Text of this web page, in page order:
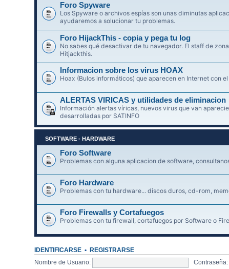
Foro Spyware
Los Spyware o archivos espías son unas diminutas
ayudaremos a solucionar tu problemas.
Foro HijackThis - copia y pega tu log
No sabes qué desactivar de tu navegador. El staff de
Hitjackthis.
Informacion sobre los virus HOAX
Hoax (Bulos informáticos) que aparecen en Internet con
ALERTAS VIRICAS y utilidades de eliminacion
Información alertas víricas, nuevos virus que van
desarrolladas por SATINFO
SOFTWARE - HARDWARE
Foro Software
Problemas con alguna aplicacion de software,
Foro Hardware
Problemas con tu hardware... discos duros, cd-rom,
Foro Firewalls y Cortafuegos
Problemas con tu firewall, cortafuegos por Software o
IDENTIFICARSE • REGISTRARSE
Nombre de Usuario: Contraseña: